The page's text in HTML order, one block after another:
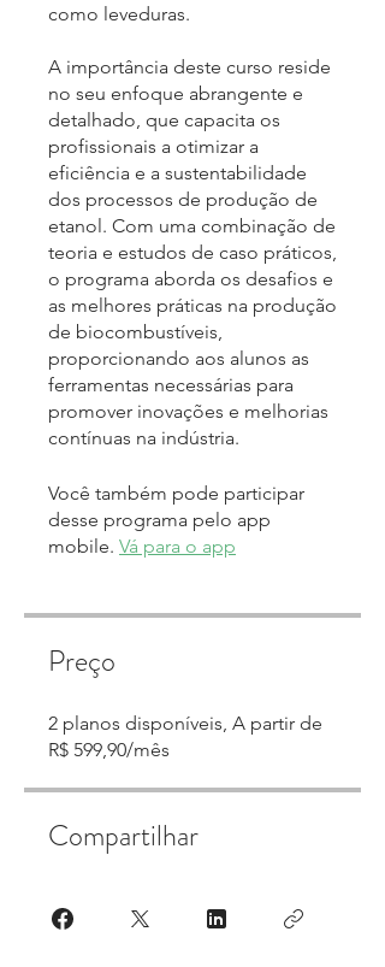
como leveduras.
A importância deste curso reside
no seu enfoque abrangente e
detalhado, que capacita os
profissionais a otimizar a
eficiência e a sustentabilidade
dos processos de produção de
etanol. Com uma combinação de
teoria e estudos de caso práticos,
o programa aborda os desafios e
as melhores práticas na produção
de biocombustíveis,
proporcionando aos alunos as
ferramentas necessárias para
promover inovações e melhorias
contínuas na indústria.
Você também pode participar
desse programa pelo app
mobile. Vá para o app
Preço
2 planos disponíveis, A partir de
R$ 599,90/mês
Compartilhar